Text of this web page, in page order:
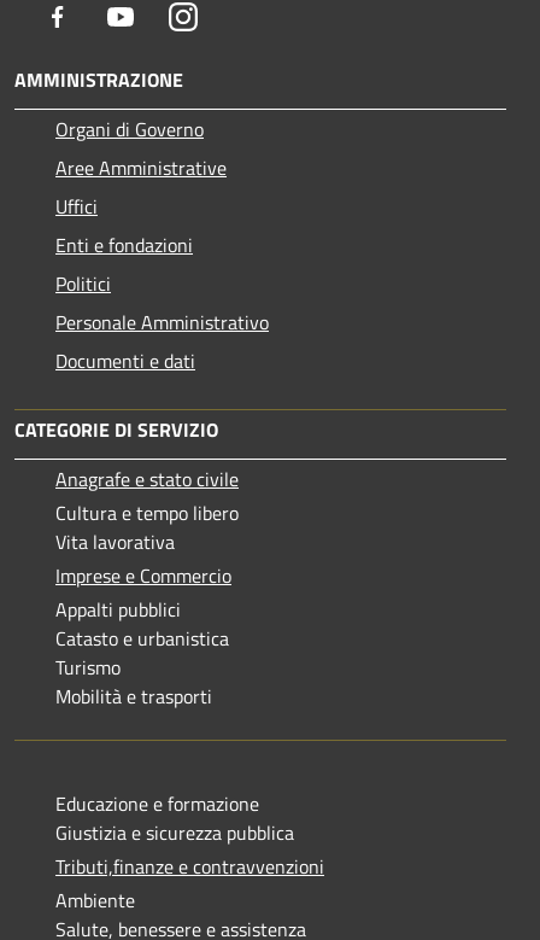
Facebook YoutubeInstagram
AMMINISTRAZIONE
Organi di Governo
Aree Amministrative
Uffici
Enti e fondazioni
Politici
Personale Amministrativo
Documenti e dati
CATEGORIE DI SERVIZIO
Anagrafe e stato civile
Cultura e tempo libero
Vita lavorativa
Imprese e Commercio
Appalti pubblici
Catasto e urbanistica
Turismo
Mobilità e trasporti
Educazione e formazione
Giustizia e sicurezza pubblica
Tributi,finanze e contravvenzioni
Ambiente
Salute, benessere e assistenza